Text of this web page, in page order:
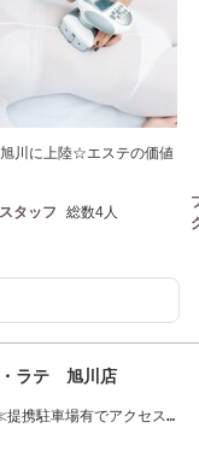
川に上陸☆エステの価値
スタッフ 総数4人
・ラテ 旭川店
携駐車場有でアクセス